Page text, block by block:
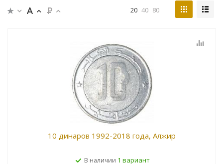
20 40 80
10 динаров 1992-2018 года, Алжир
В наличии 1 вариант